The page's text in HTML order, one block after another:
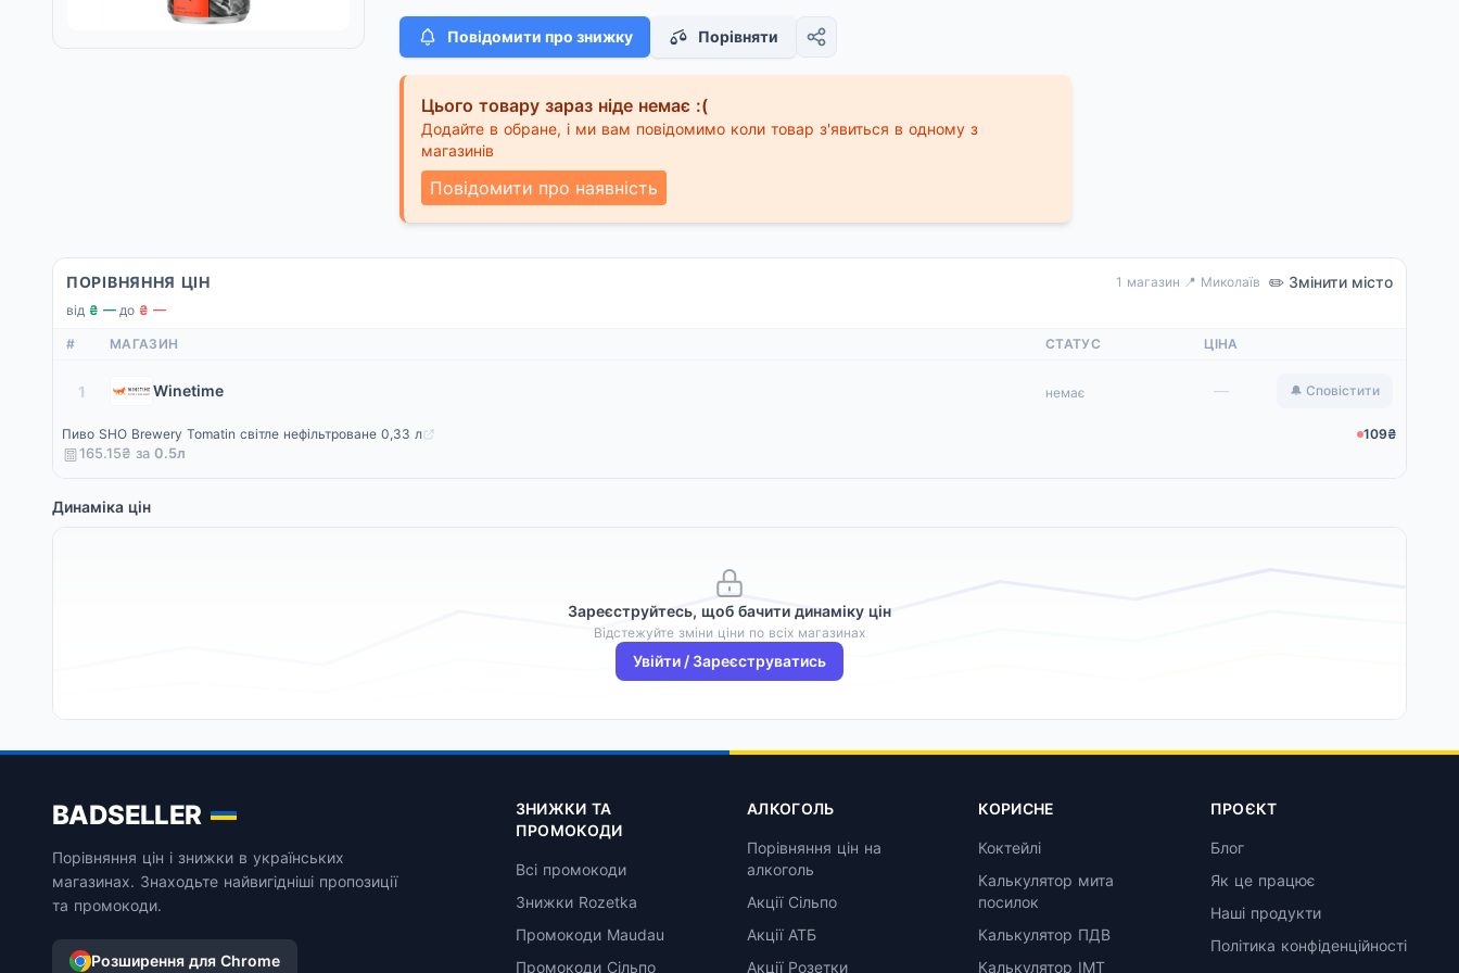
Повідомити про знижку Порівняти
Цього товару зараз ніде немає :(
Додайте в обране, і ми вам повідомимо коли товар з'явиться в одному з
магазинів
Повідомити про наявність
ПОРІВНЯННЯ ЦІН 1 магазин· 📍 Миколаїв ✏️ Змінити місто
від ₴ —·до ₴ —
# МАГАЗИН СТАТУС ЦІНА
1 Winetime немає — 🔔 Сповістити
Пиво SHO Brewery Tomatin світле нефільтроване 0,33 л
109₴
165.15₴ за 0.5л
Динаміка цін
Зареєструйтесь, щоб бачити динаміку цін
Відстежуйте зміни ціни по всіх магазинах
Увійти / Зареєструватись
BADSELLER
Порівняння цін і знижки в українських
магазинах. Знаходьте найвигідніші пропозиції
та промокоди.
Розширення для Chrome
ЗНИЖКИ ТА
ПРОМОКОДИ
Всі промокоди
Знижки Rozetka
Промокоди Maudau
Промокоди Сільпо
АЛКОГОЛЬ
Порівняння цін на
алкоголь
Акції Сільпо
Акції АТБ
Акції Розетки
КОРИСНЕ
Коктейлі
Калькулятор мита
посилок
Калькулятор ПДВ
Калькулятор ІМТ
ПРОЄКТ
Блог
Як це працює
Наші продукти
Політика конфіденційності